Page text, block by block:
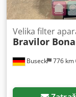
Buseck 776 km
Velika filter
Bravilor